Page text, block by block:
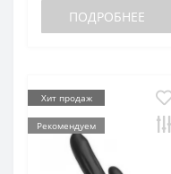
ПОДРОБНЕЕ
Хит продаж
Рекомендуем